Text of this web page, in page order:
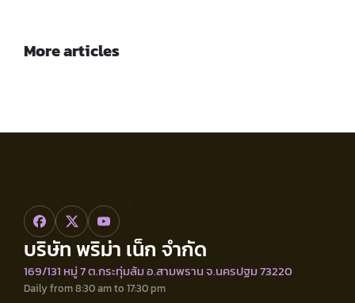
More articles
บริษัท พริม่า เน็ก จำกัด
169/131 หมู่ 7 ต.กระทุ่มล้ม อ.สามพราน จ.นครปฐม 73220
Daily from 8:30 am to 17:30 pm